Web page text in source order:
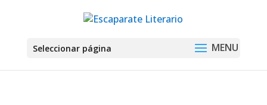
Seleccionar página